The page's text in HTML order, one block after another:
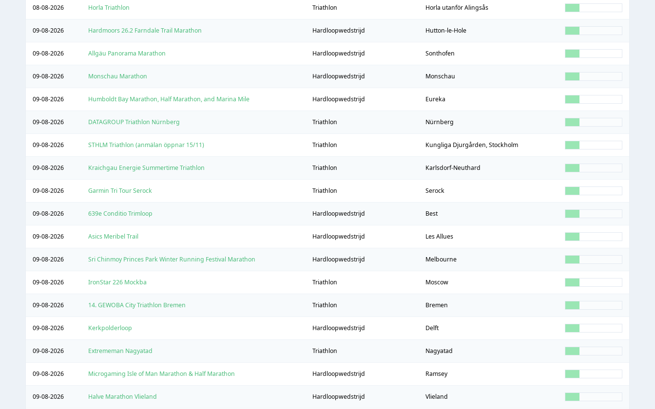
08-08-2026 Horla Triathlon Triathlon Horla utanför Alingsås
09-08-2026 Hardmoors 26.2 Farndale Trail Marathon Hardloopwedstrijd Hutton-le-Hole
09-08-2026 Allgäu Panorama Marathon Hardloopwedstrijd Sonthofen
09-08-2026 Monschau Marathon Hardloopwedstrijd Monschau
09-08-2026 Humboldt Bay Marathon, Half Marathon, and Marina Mile Hardloopwedstrijd Eureka
09-08-2026 DATAGROUP Triathlon Nürnberg Triathlon Nürnberg
09-08-2026 STHLM Triathlon (anmälan öppnar 15/11) Triathlon Kungliga Djurgården, Stockholm
09-08-2026 Kraichgau Energie Summertime Triathlon Triathlon Karlsdorf-Neuthard
09-08-2026 Garmin Tri Tour Serock Triathlon Serock
09-08-2026 639e Conditio Trimloop Hardloopwedstrijd Best
09-08-2026 Asics Meribel Trail Hardloopwedstrijd Les Allues
09-08-2026 Sri Chinmoy Princes Park Winter Running Festival Marathon Hardloopwedstrijd Melbourne
09-08-2026 IronStar 226 Mockba Triathlon Moscow
09-08-2026 14. GEWOBA City Triathlon Bremen Triathlon Bremen
09-08-2026 Kerkpolderloop Hardloopwedstrijd Delft
09-08-2026 Extrememan Nagyatad Triathlon Nagyatad
09-08-2026 Microgaming Isle of Man Marathon & Half Marathon Hardloopwedstrijd Ramsey
09-08-2026 Halve Marathon Vlieland Hardloopwedstrijd Vlieland